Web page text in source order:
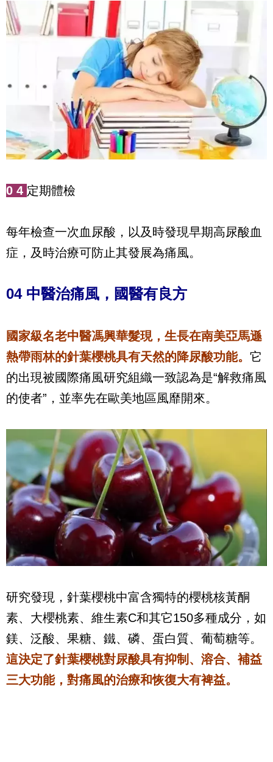
0 4 定期體檢
每年檢查一次血尿酸，以及時發現早期高尿酸血
症，及時治療可防止其發展為痛風。
04 中醫治痛風，國醫有良方
國家級名老中醫馮興華髮現，生長在南美亞馬遜
熱帶雨林的針葉櫻桃具有天然的降尿酸功能。 它
的出現被國際痛風研究組織一致認為是“解救痛風
的使者”，並率先在歐美地區風靡開來。
研究發現，針葉櫻桃中富含獨特的櫻桃核黃酮
素、大櫻桃素、維生素C和其它150多種成分，如
鎂、泛酸、果糖、鐵、磷、蛋白質、葡萄糖等。
這決定了針葉櫻桃對尿酸具有抑制、溶合、補益
三大功能，對痛風的治療和恢復大有裨益。